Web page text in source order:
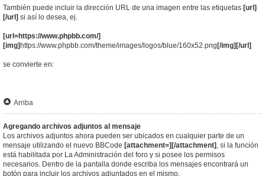
También puede incluir la dirección URL de una imagen entre las etiquetas [url]
[/url] si así lo desea, ej.
[url=https://www.phpbb.com/]
[img] https://www.phpbb.com/theme/images/logos/blue/160x52.png [/img][/url]
se convierte en:
Arriba
Agregando archivos adjuntos al mensaje
Los archivos adjuntos ahora pueden ser ubicados en cualquier parte de un
mensaje utilizando el nuevo BBCode [attachment=][/attachment] , si la función
está habilitada por La Administración del foro y si posee los permisos
necesarios. Dentro de la pantalla donde escriba los mensajes encontrará un
botón para incluir los archivos adjuntados en el mismo.